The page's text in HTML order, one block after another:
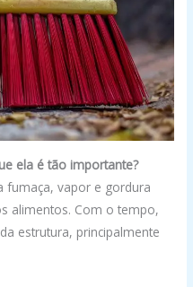
ela é tão importante?
fumaça, vapor e gordura
alimentos. Com o tempo,
estrutura, principalmente